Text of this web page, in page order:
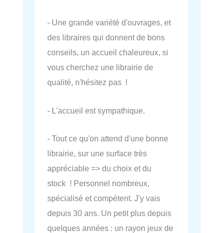
- Une grande variété d'ouvrages, et
des libraires qui donnent de bons
conseils, un accueil chaleureux, si
vous cherchez une librairie de
qualité, n'hésitez pas !
- L'accueil est sympathique.
- Tout ce qu'on attend d'une bonne
librairie, sur une surface très
appréciable => du choix et du
stock ! Personnel nombreux,
spécialisé et compétent. J'y vais
depuis 30 ans. Un petit plus depuis
quelques années : un rayon jeux de